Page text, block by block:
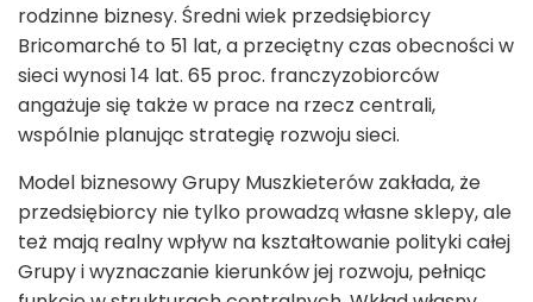
rodzinne biznesy. Średni wiek przedsiębiorcy
Bricomarché to 51 lat, a przeciętny czas obecności w
sieci wynosi 14 lat. 65 proc. franczyzobiorców
angażuje się także w prace na rzecz centrali,
wspólnie planując strategię rozwoju sieci.
Model biznesowy Grupy Muszkieterów zakłada, że
przedsiębiorcy nie tylko prowadzą własne sklepy, ale
też mają realny wpływ na kształtowanie polityki całej
Grupy i wyznaczanie kierunków jej rozwoju, pełniąc